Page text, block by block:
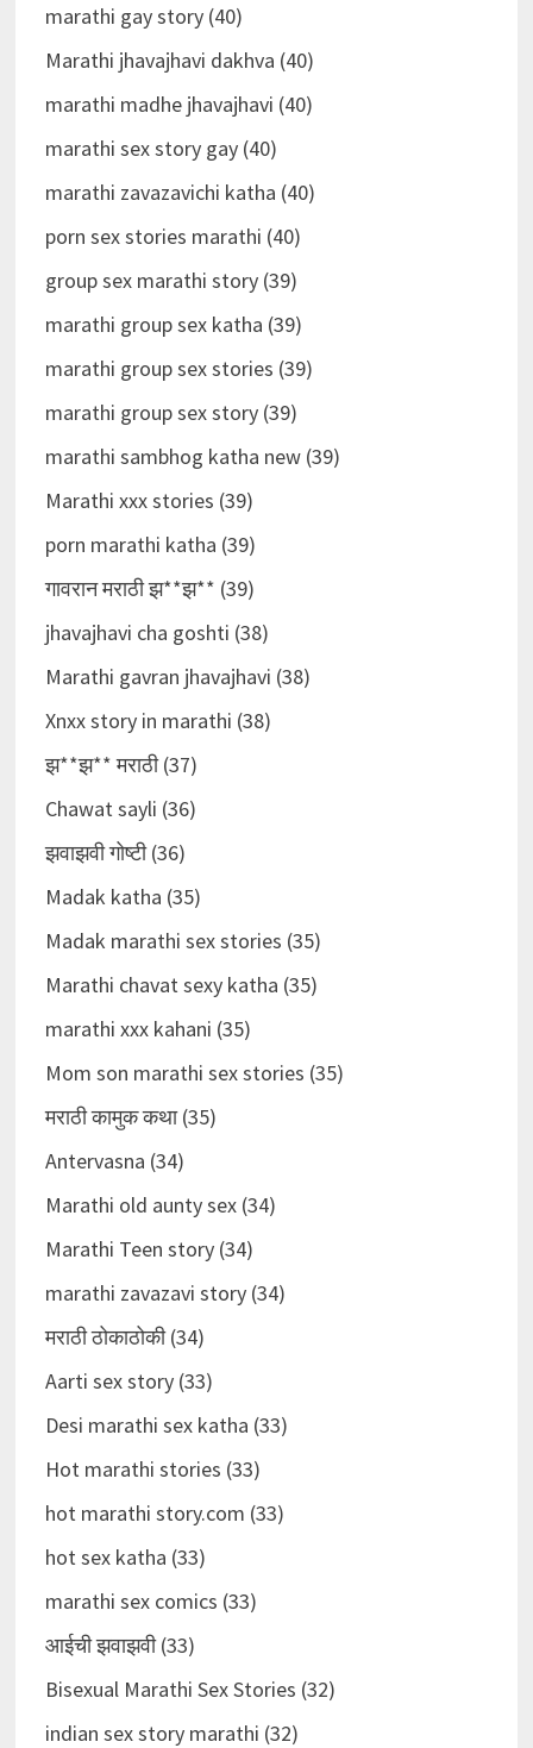
marathi gay story (40)
Marathi jhavajhavi dakhva (40)
marathi madhe jhavajhavi (40)
marathi sex story gay (40)
marathi zavazavichi katha (40)
porn sex stories marathi (40)
group sex marathi story (39)
marathi group sex katha (39)
marathi group sex stories (39)
marathi group sex story (39)
marathi sambhog katha new (39)
Marathi xxx stories (39)
porn marathi katha (39)
गावरान मराठी झ**झ** (39)
jhavajhavi cha goshti (38)
Marathi gavran jhavajhavi (38)
Xnxx story in marathi (38)
झ**झ** मराठी (37)
Chawat sayli (36)
झवाझवी गोष्टी (36)
Madak katha (35)
Madak marathi sex stories (35)
Marathi chavat sexy katha (35)
marathi xxx kahani (35)
Mom son marathi sex stories (35)
मराठी कामुक कथा (35)
Antervasna (34)
Marathi old aunty sex (34)
Marathi Teen story (34)
marathi zavazavi story (34)
मराठी ठोकाठोकी (34)
Aarti sex story (33)
Desi marathi sex katha (33)
Hot marathi stories (33)
hot marathi story.com (33)
hot sex katha (33)
marathi sex comics (33)
आईची झवाझवी (33)
Bisexual Marathi Sex Stories (32)
indian sex story marathi (32)